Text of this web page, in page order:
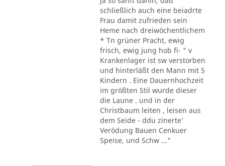
schließlich auch eine beiadrte
Frau damit zufrieden sein
Heme nach dreiwöchentlichem
* Tn grüner Pracht, ewig
frisch, ewig jung hob fi- " v
Krankenlager ist sw verstorben
und hinterläßt den Mann mit 5
Kindern . Eine Dauernhochzeit
im größten Stil wurde dieser
die Laune . und in der
Christbaum leiten , leisen aus
dem Seide - ddu zinerte'
Verödung Bauen Cenkuer
Speise, und Schw ..."